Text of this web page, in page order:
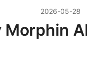
2026-05-28
Morphin